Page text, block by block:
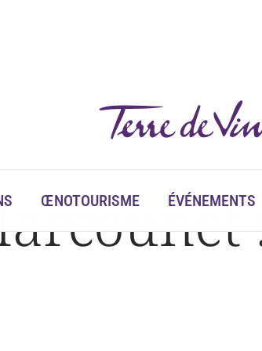
ŒNOTOURISME ÉVÉNEMENTS